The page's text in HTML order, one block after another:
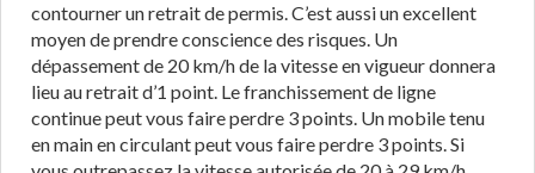
contourner un retrait de permis. C’est aussi un excellent
moyen de prendre conscience des risques. Un
dépassement de 20 km/h de la vitesse en vigueur donnera
lieu au retrait d’1 point. Le franchissement de ligne
continue peut vous faire perdre 3 points. Un mobile tenu
en main en circulant peut vous faire perdre 3 points. Si